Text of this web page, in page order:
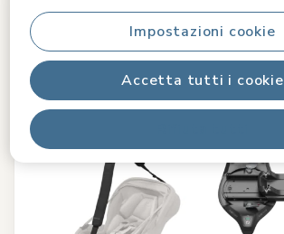
Accetta tutti i cookie
Impostazioni cookie